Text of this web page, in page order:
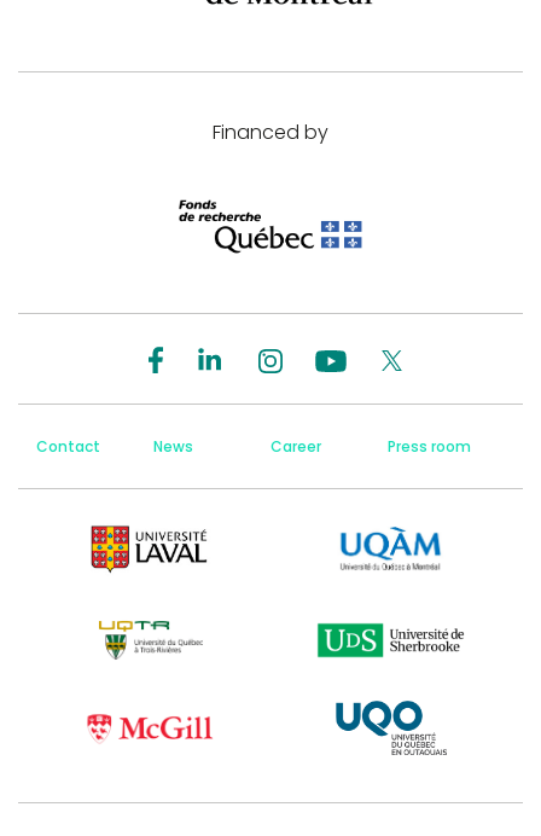
Financed by
Contact News Career Press room